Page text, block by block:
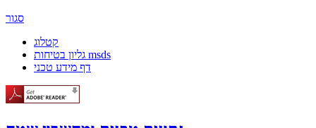
סגור
קטלוג
גליון בטיחות msds
דף מידע טכני